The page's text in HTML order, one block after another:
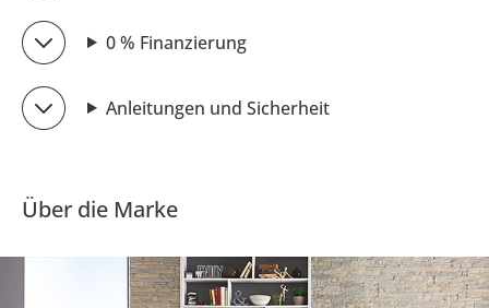
0 % Finanzierung
Anleitungen und Sicherheit
Über die Marke